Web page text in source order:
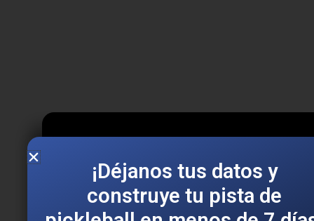
construye tu pista de
pickleball en menos de